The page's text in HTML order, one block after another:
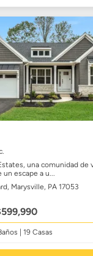
una comunidad de
escape a u...
Marysville, PA 17053
| 19 Casas